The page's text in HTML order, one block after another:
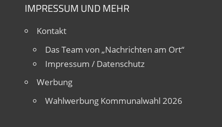
IMPRESSUM UND MEHR
Kontakt
Das Team von „Nachrichten am Ort“
Impressum / Datenschutz
Werbung
Wahlwerbung Kommunalwahl 2026